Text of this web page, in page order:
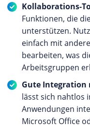
Kollaborations-
Funktionen, die
unterstützen.
einfach mit
bearbeiten, was
Arbeitsgruppen
Gute Integration
lässt sich nahtlos
Anwendungen
Microsoft Office